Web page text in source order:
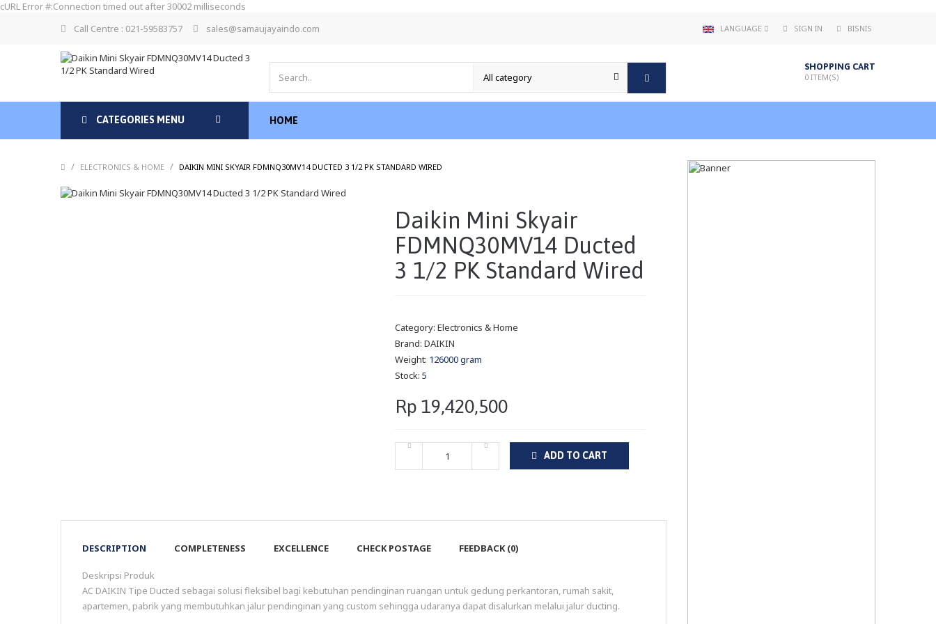
cURL Error #:Connection timed out after 30002 milliseconds
Call Centre : 021-59583757
sales@samaujayaindo.com LANGUAGE SIGN IN BISNIS
SHOPPING CART
0 ITEM(S)
CATEGORIES MENU HOME
/ ELECTRONICS & HOME / DAIKIN MINI SKYAIR FDMNQ30MV14 DUCTED 3 1/2 PK STANDARD WIRED
Daikin Mini Skyair
FDMNQ30MV14 Ducted
3 1/2 PK Standard Wired
Category: Electronics & Home
Brand: DAIKIN
Weight: 126000 gram
Stock: 5
Rp 19,420,500
ADD TO CART
DESCRIPTION COMPLETENESS EXCELLENCE CHECK POSTAGE FEEDBACK (0)
Deskripsi Produk
AC DAIKIN Tipe Ducted sebagai solusi fleksibel bagi kebutuhan pendinginan ruangan untuk gedung perkantoran, rumah sakit,
apartemen, pabrik yang membutuhkan jalur pendinginan yang custom sehingga udaranya dapat disalurkan melalui jalur ducting.